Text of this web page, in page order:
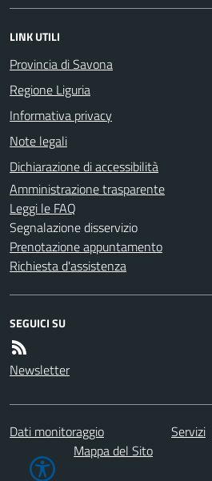
LINK UTILI
Provincia di Savona
Regione Liguria
Informativa privacy
Note legali
Dichiarazione di accessibilità
Amministrazione trasparente
Leggi le FAQ
Segnalazione disservizio
Prenotazione appuntamento
Richiesta d'assistenza
SEGUICI SU
Newsletter
Dati monitoraggio Servizi
Mappa del Sito